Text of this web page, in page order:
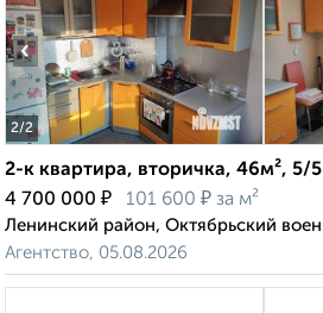
2/2
‹
2-к квартира, вторичка, 46м², 5/
4 700 000 ₽ 101 600 ₽ за м²
Ленинский район, Октябрьский
Агентство, 05.08.2026